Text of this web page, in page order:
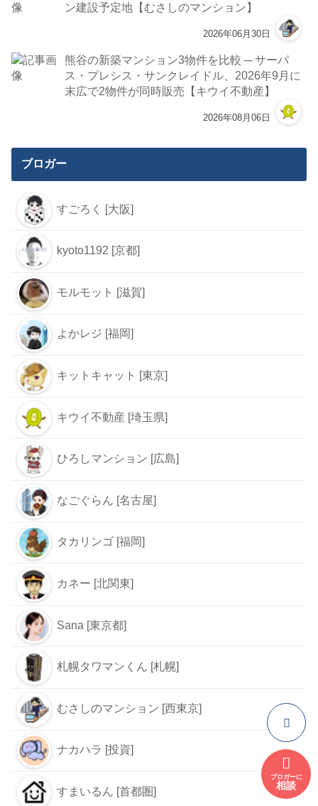
ン建設予定地【むさしのマンション】
2026年06月30日
熊谷の新築マンション3物件を比較 ─ サーパ
ス・プレシス・サンクレイドル、2026年9月に
末広で2物件が同時販売【キウイ不動産】
2026年08月06日
ブロガー
すごろく [大阪]
kyoto1192 [京都]
モルモット [滋賀]
よかレジ [福岡]
キットキャット [東京]
キウイ不動産 [埼玉県]
ひろしマンション [広島]
なごぐらん [名古屋]
タカリンゴ [福岡]
カネー [北関東]
Sana [東京都]
札幌タワマンくん [札幌]
むさしのマンション [西東京]
ナカハラ [投資]
すまいるん [首都圏]
ブロガーに
相談